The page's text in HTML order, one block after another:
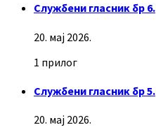
Службени гласник бр 6.
20. мај 2026.
1 прилог
Службени гласник бр 5.
20. мај 2026.